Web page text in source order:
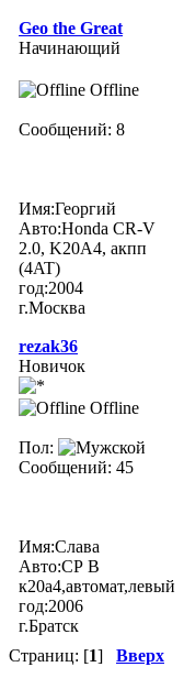
Geo the Great
Начинающий
Offline
Сообщений: 8
Имя:Георгий
Авто:Honda CR-V
2.0, K20A4, акпп
(4AT)
год:2004
г.Москва
rezak36
Новичок
Offline
Пол:
Сообщений: 45
Имя:Слава
Авто:СР В
к20а4,автомат,левый
год:2006
г.Братск
Страниц: [1] Вверх